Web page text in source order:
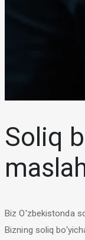
Soliq
Biz O'zbekistonda
Bizning soliq